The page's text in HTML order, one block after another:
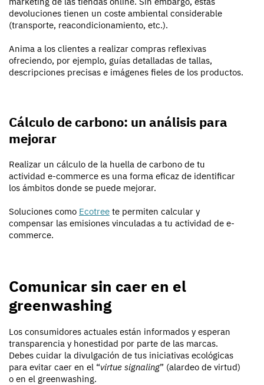
devoluciones tienen un coste ambiental considerable
(transporte, reacondicionamiento, etc.).
Anima a los clientes a realizar compras reflexivas
ofreciendo, por ejemplo, guías detalladas de tallas,
descripciones precisas e imágenes fieles de los productos.
Cálculo de carbono: un análisis para
mejorar
Realizar un cálculo de la huella de carbono de tu
actividad e-commerce es una forma eficaz de identificar
los ámbitos donde se puede mejorar.
Soluciones como Ecotree te permiten calcular y
compensar las emisiones vinculadas a tu actividad de e-
commerce.
Comunicar sin caer en el
greenwashing
Los consumidores actuales están informados y esperan
transparencia y honestidad por parte de las marcas.
Debes cuidar la divulgación de tus iniciativas ecológicas
para evitar caer en el “virtue signaling” (alardeo de virtud)
o en el greenwashing.